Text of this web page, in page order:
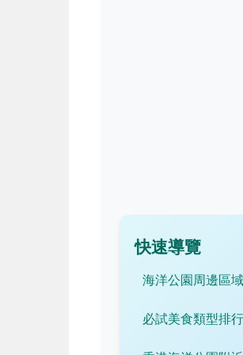
快速導覽
海洋公園周邊區
必試美食類型排